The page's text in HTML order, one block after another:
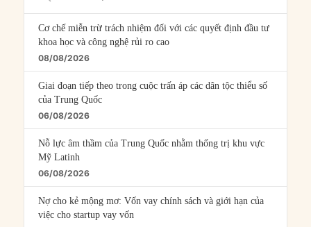
Cơ chế miễn trừ trách nhiệm đối với các quyết định đầu tư
khoa học và công nghệ rủi ro cao
08/08/2026
Giai đoạn tiếp theo trong cuộc trấn áp các dân tộc thiểu số
của Trung Quốc
06/08/2026
Nỗ lực âm thầm của Trung Quốc nhằm thống trị khu vực
Mỹ Latinh
06/08/2026
Nợ cho kẻ mộng mơ: Vốn vay chính sách và giới hạn của
việc cho startup vay vốn